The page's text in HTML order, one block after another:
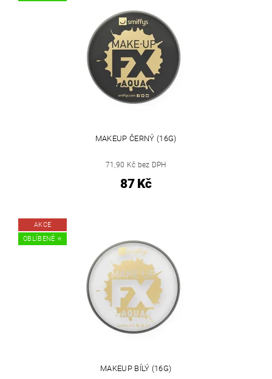
MAKEUP ČERNÝ (16G)
71,90 Kč bez DPH
87 Kč
AKCE
OBLÍBENÉ ⭐️
MAKEUP BÍLÝ (16G)